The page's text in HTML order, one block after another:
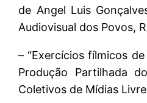
de Angel Luis
Audiovisual dos Povos,
– “Exercícios fílmicos
Produção Partilhada
Coletivos de Mídias